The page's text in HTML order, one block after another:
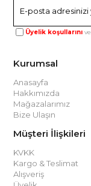
Üyelik koşullarını ve
Kurumsal
Anasayfa
Hakkımızda
Mağazalarımız
Bize Ulaşın
Müşteri İlişkileri
KVKK
Kargo & Teslimat
Alışveriş